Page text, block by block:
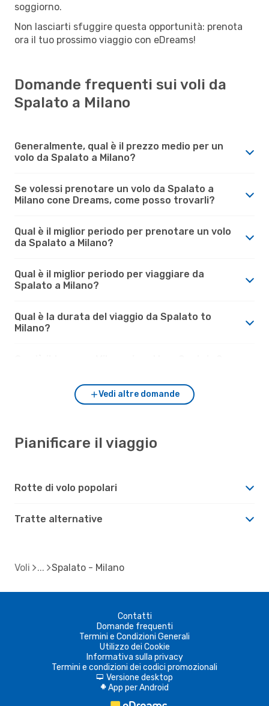
soggiorno.
Non lasciarti sfuggire questa opportunità: prenota
ora il tuo prossimo viaggio con eDreams!
Domande frequenti sui voli da
Spalato a Milano
Generalmente, qual è il prezzo medio per un
volo da Spalato a Milano?
Se volessi prenotare un volo da Spalato a
Milano cone Dreams, come posso trovarli?
Qual è il miglior periodo per prenotare un volo
da Spalato a Milano?
Qual è il miglior periodo per viaggiare da
Spalato a Milano?
Qual è la durata del viaggio da Spalato to
Milano?
Vedi altre domande
Pianificare il viaggio
Rotte di volo popolari
Tratte alternative
Voli Spalato - Milano
Contatti
Domande frequenti
Termini e Condizioni Generali
Utilizzo dei Cookie
Informativa sulla privacy
Termini e condizioni dei codici promozionali
d Versione desktop
A App per Android